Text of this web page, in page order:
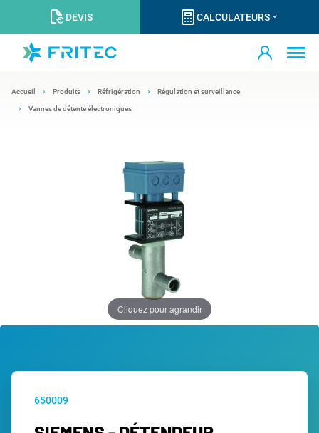
DEVIS CALCULATEURS
Accueil Produits Réfrigération Régulation et surveillance
Vannes de détente électroniques
Cliquez pour agrandir
650009